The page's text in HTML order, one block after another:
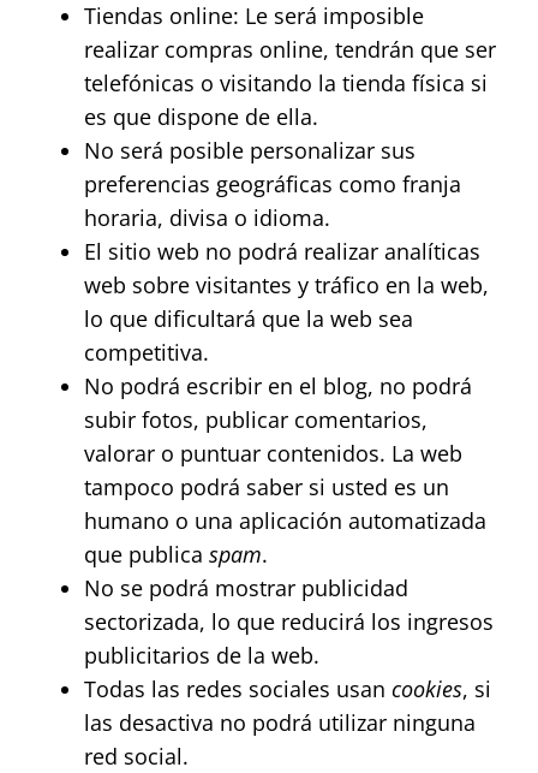
Tiendas online: Le será imposible
realizar compras online, tendrán que ser
telefónicas o visitando la tienda física si
es que dispone de ella.
No será posible personalizar sus
preferencias geográficas como franja
horaria, divisa o idioma.
El sitio web no podrá realizar analíticas
web sobre visitantes y tráfico en la web,
lo que dificultará que la web sea
competitiva.
No podrá escribir en el blog, no podrá
subir fotos, publicar comentarios,
valorar o puntuar contenidos. La web
tampoco podrá saber si usted es un
humano o una aplicación automatizada
que publica spam.
No se podrá mostrar publicidad
sectorizada, lo que reducirá los ingresos
publicitarios de la web.
Todas las redes sociales usan cookies, si
las desactiva no podrá utilizar ninguna
red social.